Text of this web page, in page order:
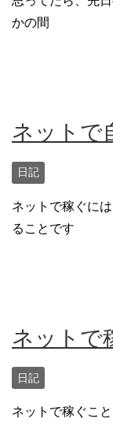
かの間
ネットで
日記
ネットで稼ぐに
ることです
ネットで
日記
ネットで稼ぐこ